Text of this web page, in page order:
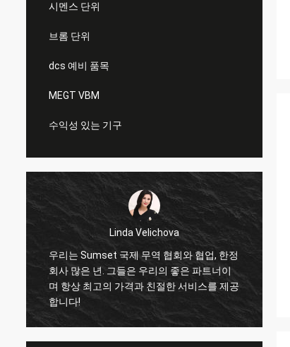
시멘스 단위
브롬 단위
dcs 예비 품목
MEGT VBM
수익성 있는 기구
Linda Velichova
우리는 Sumset 국제 무역 협회와 협업, 한정
회사 많은 년. 그들은 우리의 좋은 파트너이
며 항상 최고의 가격과 친절한 서비스를 제공
합니다!